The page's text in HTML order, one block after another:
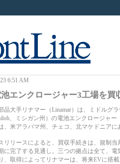
6:51 AM
エンクロージャー3工場を買
大手リナマー（Linamar）は、ミドルグ
、ミシガン州）の電池エンクロージャ
、米アラバマ州、チェコ、北マケドニアに
リースによると、買収手続きは、規制
に完了する見通し。三つの拠点は全て、
、取得によってリナマーは、将来EVに搭